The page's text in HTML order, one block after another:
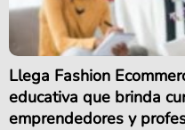
Llega Fashion
educativa que brinda
emprendedores y